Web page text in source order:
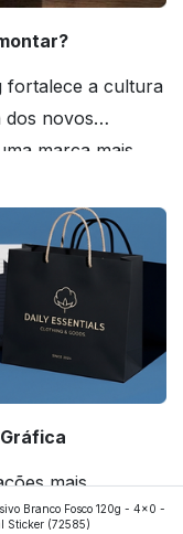
fortalece a cultura
dos novos
marca mais
mais
FuturaIM? Então,
Branco Fosco 120g - 4x0 -
Sticker (72585)